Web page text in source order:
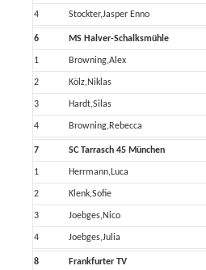
4 Stockter,Jasper Enno
6 MS Halver-Schalksmühle
1 Browning,Alex
2 Kölz,Niklas
3 Hardt,Silas
4 Browning,Rebecca
7 SC Tarrasch 45 München
1 Herrmann,Luca
2 Klenk,Sofie
3 Joebges,Nico
4 Joebges,Julia
8 Frankfurter TV